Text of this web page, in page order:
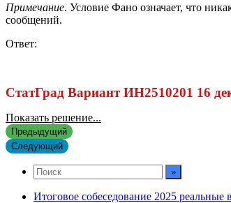
Примечание. Условие Фано означает, что
сообщений.
Ответ:
СтатГрад Вариант ИН2510201 16
Показать решение...
Предыдущий
Следующий
Итоговое собеседование 2025 реальные